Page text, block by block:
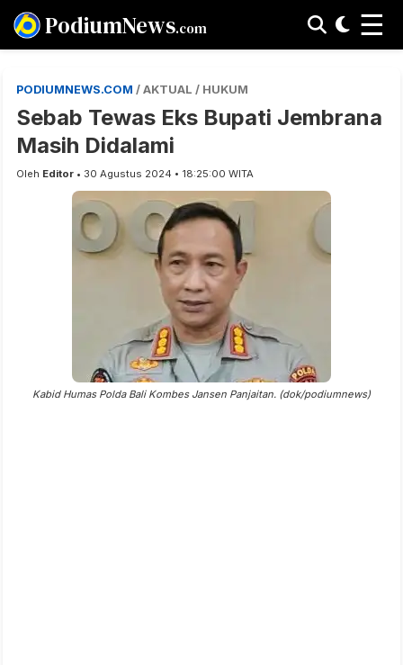
PodiumNews.com ☰
PODIUMNEWS.COM / AKTUAL / HUKUM
Sebab Tewas Eks Bupati Jembrana
Masih Didalami
Oleh Editor • 30 Agustus 2024 • 18:25:00 WITA
Kabid Humas Polda Bali Kombes Jansen Panjaitan. (dok/podiumnews)